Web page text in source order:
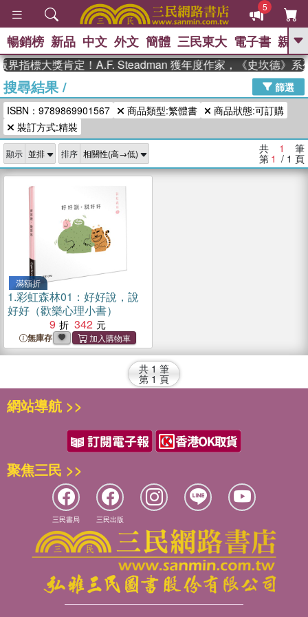
5
GO
高希均教授回憶錄
、 The Odyssey 、 父親節 、 如果歷
史是一群喵 、 暑期推薦 、 國際布克
登輝時代 、 數學女孩：黎曼猜想 、
偉大的迷走神經
暢銷榜 新品 中文 外文 簡體 三民東大 電子書 親子
界指標大獎肯定！A.F. Steadman 獲年度作家，《史坎德》系
搜尋結果/
篩選
ISBN：9789869901567
商品類型:繁體書
商品狀態:可訂購
裝訂方式:精裝
顯示 排序 共 1 筆
第 1 / 1 頁
滿額折
1.彩虹森林01：好好說，說
好好（歡樂心理小書）
9
342
無庫存
共 1 筆
第 1 頁
網站導航 >>
聚焦三民 >>
三民書局 三民出版